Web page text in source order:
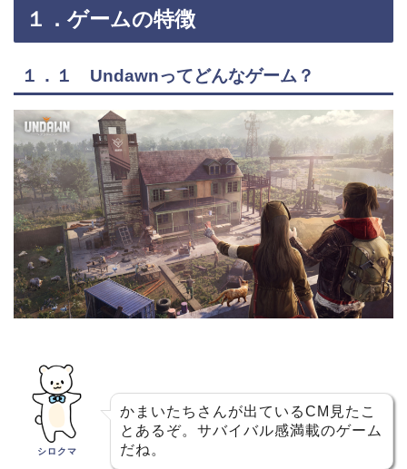
１．ゲームの特徴
１．１ Undawnってどんなゲーム？
シロクマ
かまいたちさんが出ているCM見たこ
とあるぞ。サバイバル感満載のゲーム
だね。